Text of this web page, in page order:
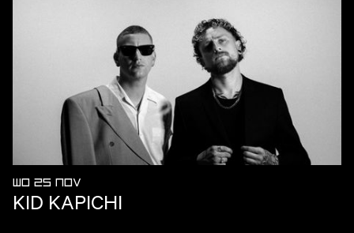
WO 25 NOV
KID KAPICHI